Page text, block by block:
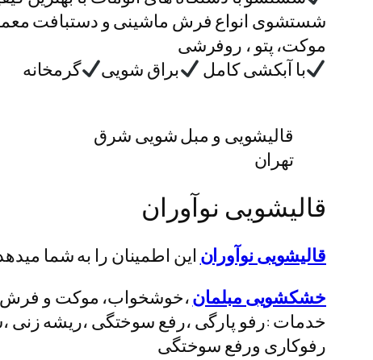
⁦⁩شستشوی انواع فرش ماشینی و دستبافت
موکت، پتو ، روفرشی
با آبکشی کامل
براق شویی گرمخانه
قالیشویی و مبل شویی شرق
تهران
قالیشویی نوآوران
قالیشویی نوآوران این اطمینان را به شما
خشکشویی مبلمان،خوشخواب، موکت و فرش
رفوکاری ورفع سوختگی